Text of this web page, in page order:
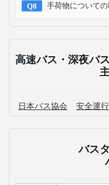
手荷物についての
高速バス・深夜バ
日本バス協会 安全運
バス